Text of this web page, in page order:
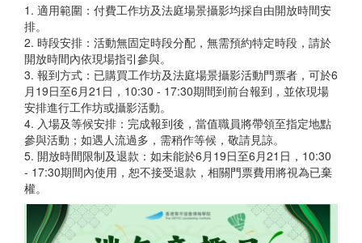
1. 適用範圍：付費工作坊及法庭場景攝影均採自由開放時間安
排。
2. 時段安排：活動無固定時段分配，無需預約特定時段，請於
開放時間內依現場指引參與。
3. 報到方式：已購買工作坊及法庭場景攝影活動門票者，可於6
月19日至6月21日，10:30 - 17:30期間到前台報到，並依現場
安排進行工作坊或攝影活動。
4. 入場及等候安排：完成報到後，當值職員將帶領至指定地點
參與活動；如遇人流過多，需稍作等候，敬請見諒。
5. 開放時間限制及退款：如未能於6月19日至6月21日，10:30
- 17:30期間內使用，恕不接受退款，相關門票費用將視為已棄
權。